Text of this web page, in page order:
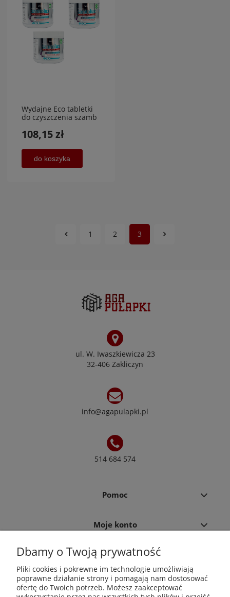
Wydajne Eco tabletki
do czyszczenia szamb
PROMOCJA
108,15 zł
do koszyka
1 2 3
ul. W. Iwaszkiewicza 23
32-406 Zakliczyn
info@agapulapki.pl
514 684 574
Pomoc
Moje konto
Płatności i dostawa
Informacje
Dbamy o Twoją prywatność
Pliki cookies i pokrewne im technologie umożliwiają
poprawne działanie strony i pomagają nam dostosować
ofertę do Twoich potrzeb. Możesz zaakceptować